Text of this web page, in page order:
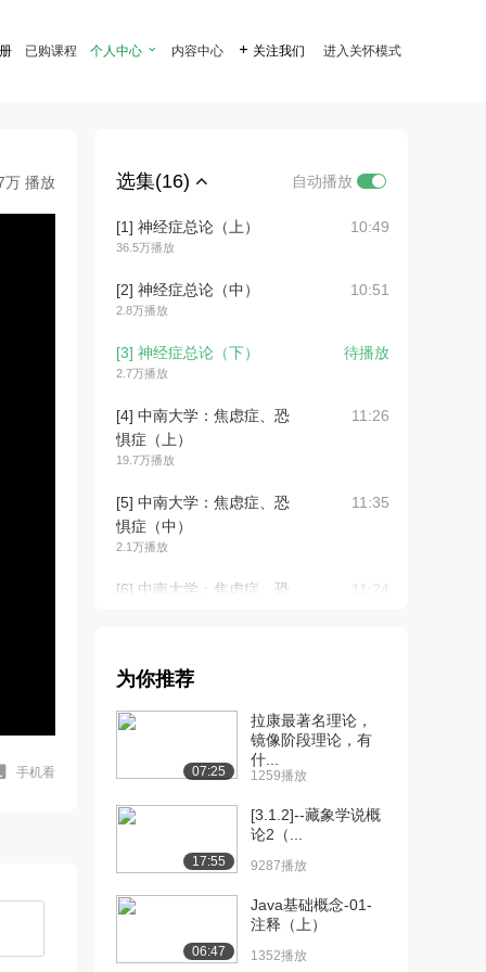
已购课程 个人中心  内容中心  关注我们 进入关怀模式
万 播放
手机看
选集(16) 自动播放
[1] 神经症总论（上）
36.5万播放
10:49
[2] 神经症总论（中）
2.8万播放
10:51
[3] 神经症总论（下）
2.7万播放
待播放
[4] 中南大学：焦虑症、恐
惧症（上）
19.7万播放
11:26
[5] 中南大学：焦虑症、恐
惧症（中）
2.1万播放
11:35
[6] 中南大学：焦虑症、恐
11:24
[7] 强迫症、癔症（上）
[8] 强迫症、癔症（中） 12:17
[9] 强迫症、癔症（下）
1.8万播放
[10] 神经衰弱（上）
[11] 神经衰弱（下）
为你推荐
07:25
拉康最著名理论，
镜像阶段理论，有
什...
1259播放
17:55
[3.1.2]--藏象学说概
论2（...
9287播放
06:47
Java基础概念-01-
注释（上）
1352播放